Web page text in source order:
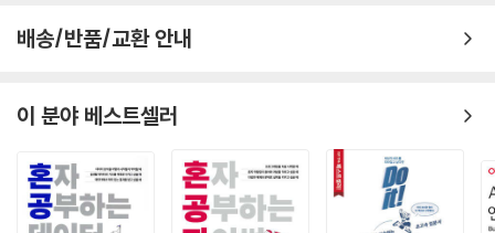
___4.4.2 행동 결정
___4.4.3 결정된 행동 수행
4.5 주식투자 강화학습 과정 및 결과 확인 방법
___4.5.2 강화학습 과정을 로그로 남기기
___4.5.3 강화학습 과정을 이미지로 가시화하기
4.6 이번 장의 요점
배송/반품/교환 안내
이 분야 베스트셀러